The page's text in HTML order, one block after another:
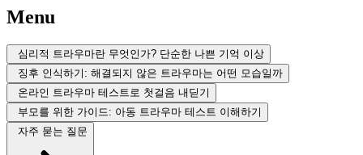
Menu
심리적 트라우마란 무엇인가? 단순한 나쁜 기억 이상
징후 인식하기: 해결되지 않은 트라우마는 어떤 모습일까
온라인 트라우마 테스트로 첫걸음 내딛기
부모를 위한 가이드: 아동 트라우마 테스트 이해하기
자주 묻는 질문